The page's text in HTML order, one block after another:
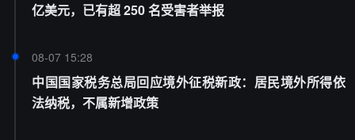
亿美元，已有超 250 名受害者举报
08-07 15:28
中国国家税务总局回应境外征税新政：居民境外所得依
法纳税，不属新增政策